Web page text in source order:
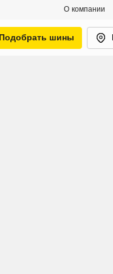
О компании
Подобрать шины